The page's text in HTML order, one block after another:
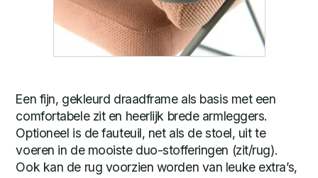
Een fijn, gekleurd draadframe als basis met een
comfortabele zit en heerlijk brede armleggers.
Optioneel is de fauteuil, net als de stoel, uit te
voeren in de mooiste duo-stofferingen (zit/rug).
Ook kan de rug voorzien worden van leuke extra’s,